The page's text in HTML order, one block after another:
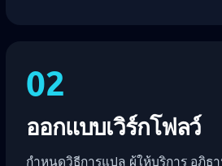
02
ออกแบบเวิร์กโฟลว์
กำหนดวิธีการแปล ผู้ให้บริการ อภิธ